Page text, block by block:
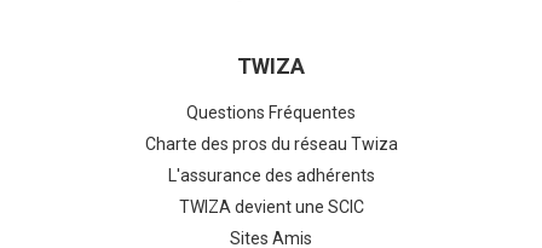
TWIZA
Questions Fréquentes
Charte des pros du réseau Twiza
L'assurance des adhérents
TWIZA devient une SCIC
Sites Amis